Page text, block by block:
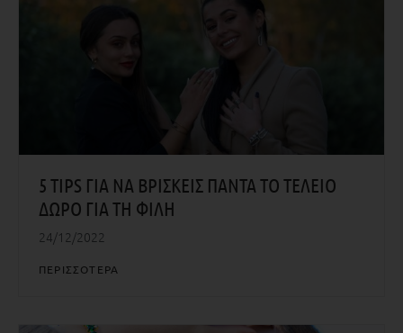
5 TIPS ΓΙΑ ΝΑ ΒΡΙΣΚΕΙΣ ΠΑΝΤΑ ΤΟ ΤΕΛΕΙΟ
ΔΩΡΟ ΓΙΑ ΤΗ ΦΙΛΗ
24/12/2022
ΠΕΡΙΣΣΟΤΕΡΑ